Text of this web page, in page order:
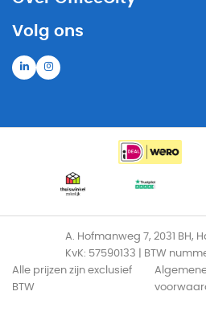
Volg ons
A. Hofmanweg 7, 2031 BH,
KvK: 57590133 | BTW
Alle prijzen zijn exclusief
BTW